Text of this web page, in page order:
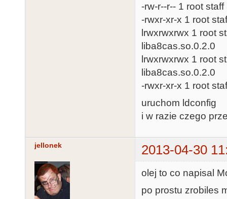
checking
checking for
needed
checking for
checking
checking
together...
checking
checking for
checking for
checking for
checking
checking
-rw-r--r-- 1 root
-rwxr-xr-x 1 root
lrwxrwxrwx 1 root
liba8cas.so.0.2.0
lrwxrwxrwx 1 root
liba8cas.so.0.2.0
-rwxr-xr-x 1 root
uruchom ldconfig
i w razie czego
jellonek 2013-04-30
olej to co napisal
po prostu zrobiles